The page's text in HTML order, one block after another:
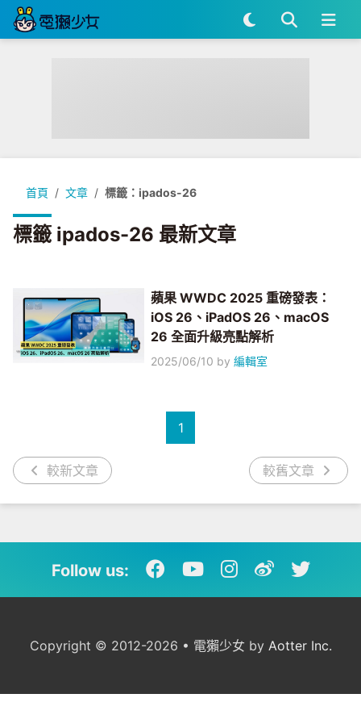
首頁 文章 標籤：ipados-26
標籤 ipados-26 最新文章
蘋果 WWDC 2025 重磅發表：
iOS 26、iPadOS 26、macOS
26 全面升級亮點解析
2025/06/10 by編輯室
較新文章
1
較舊文章
Follow us:
Copyright © 2012-2026 • 電獺少女 by Aotter Inc.